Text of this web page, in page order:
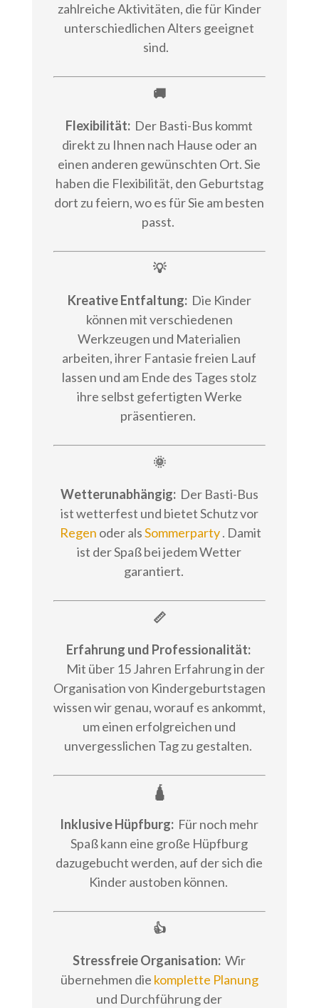
zahlreiche Aktivitäten, die für Kinder
unterschiedlichen Alters geeignet
sind.
🚚
Flexibilität: Der Basti-Bus kommt
direkt zu Ihnen nach Hause oder an
einen anderen gewünschten Ort. Sie
haben die Flexibilität, den Geburtstag
dort zu feiern, wo es für Sie am besten
passt.
💡
Kreative Entfaltung: Die Kinder
können mit verschiedenen
Werkzeugen und Materialien
arbeiten, ihrer Fantasie freien Lauf
lassen und am Ende des Tages stolz
ihre selbst gefertigten Werke
präsentieren.
🌞
Wetterunabhängig: Der Basti-Bus
ist wetterfest und bietet Schutz vor
Regen oder alsSommerparty. Damit
ist der Spaß bei jedem Wetter
garantiert.
📏
Erfahrung und Professionalität:
Mit über 15 Jahren Erfahrung in der
Organisation von Kindergeburtstagen
wissen wir genau, worauf es ankommt,
um einen erfolgreichen und
unvergesslichen Tag zu gestalten.
🛕
Inklusive Hüpfburg: Für noch mehr
Spaß kann eine große Hüpfburg
dazugebucht werden, auf der sich die
Kinder austoben können.
👍
Stressfreie Organisation: Wir
übernehmen die komplette Planung
und Durchführung der